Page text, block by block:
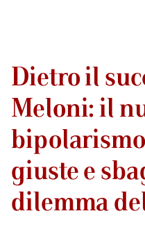
Dietro il
Meloni: il
giuste e
dilemma